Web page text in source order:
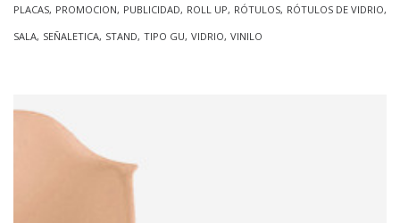
PLACAS PROMOCION PUBLICIDAD ROLL UP RÓTULOS RÓTULOS DE VIDRIO
SALA SEÑALETICA STAND TIPO GU VIDRIO VINILO